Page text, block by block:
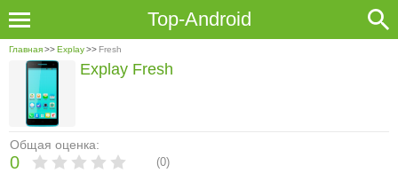
Top-Android
Главная>>Explay>> Fresh
Общая оценка:
0 (0)
Explay Fresh